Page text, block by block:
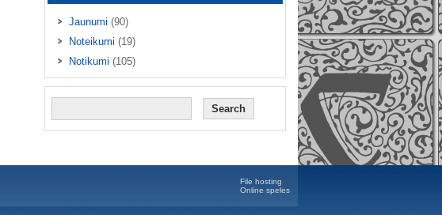
Jaunumi (90)
Noteikumi (19)
Notikumi (105)
File hosting
Online speles